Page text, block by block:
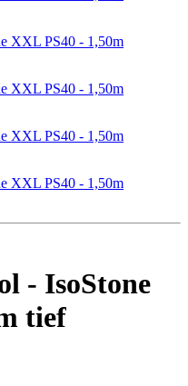
- IsoStone
tief